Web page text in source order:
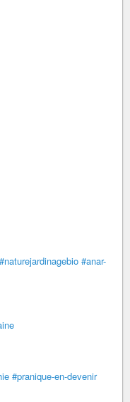
#naturejardinagebio #anar-
#pranique-en-devenir